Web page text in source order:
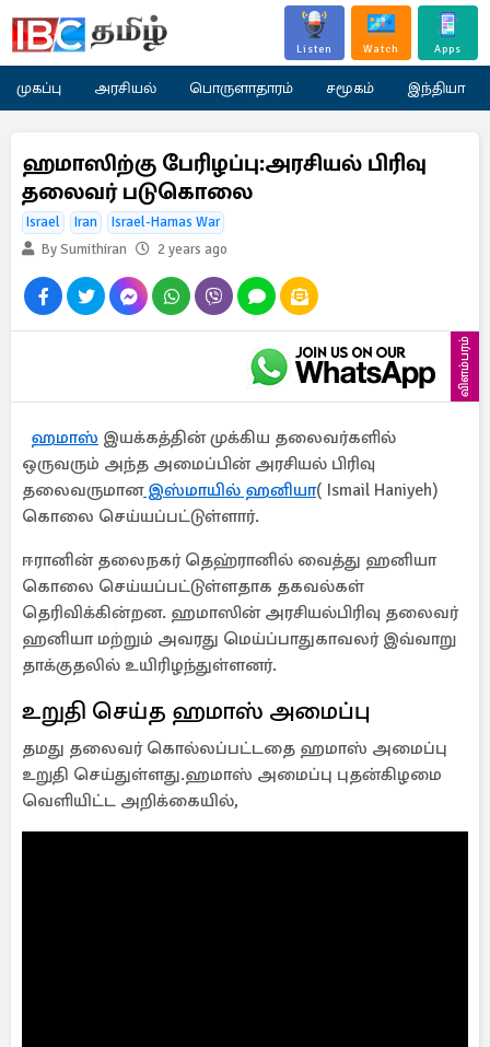
Listen Watch Apps
முகப்பு அரசியல் பொருளாதாரம் சமூகம் இந்தியா
ஹமாஸிற்கு பேரிழப்பு:அரசியல் பிரிவு
தலைவர் படுகொலை
Israel Iran
Israel-Hamas War
By Sumithiran
2 years ago
விளம்பரம்
ஹமாஸ் இயக்கத்தின் முக்கிய தலைவர்களில்
ஒருவரும் அந்த அமைப்பின் அரசியல் பிரிவு
தலைவருமானஇஸ்மாயில் ஹனியா( Ismail Haniyeh)
கொலை செய்யப்பட்டுள்ளார்.
ஈரானின் தலைநகர் தெஹ்ரானில் வைத்து ஹனியா
கொலை செய்யப்பட்டுள்ளதாக தகவல்கள்
தெரிவிக்கின்றன. ஹமாஸின் அரசியல்பிரிவு தலைவர்
ஹனியா மற்றும் அவரது மெய்ப்பாதுகாவலர் இவ்வாறு
தாக்குதலில் உயிரிழந்துள்ளனர்.
உறுதி செய்த ஹமாஸ் அமைப்பு
தமது தலைவர் கொல்லப்பட்டதை ஹமாஸ் அமைப்பு
உறுதி செய்துள்ளது.ஹமாஸ் அமைப்பு புதன்கிழமை
வெளியிட்ட அறிக்கையில்,